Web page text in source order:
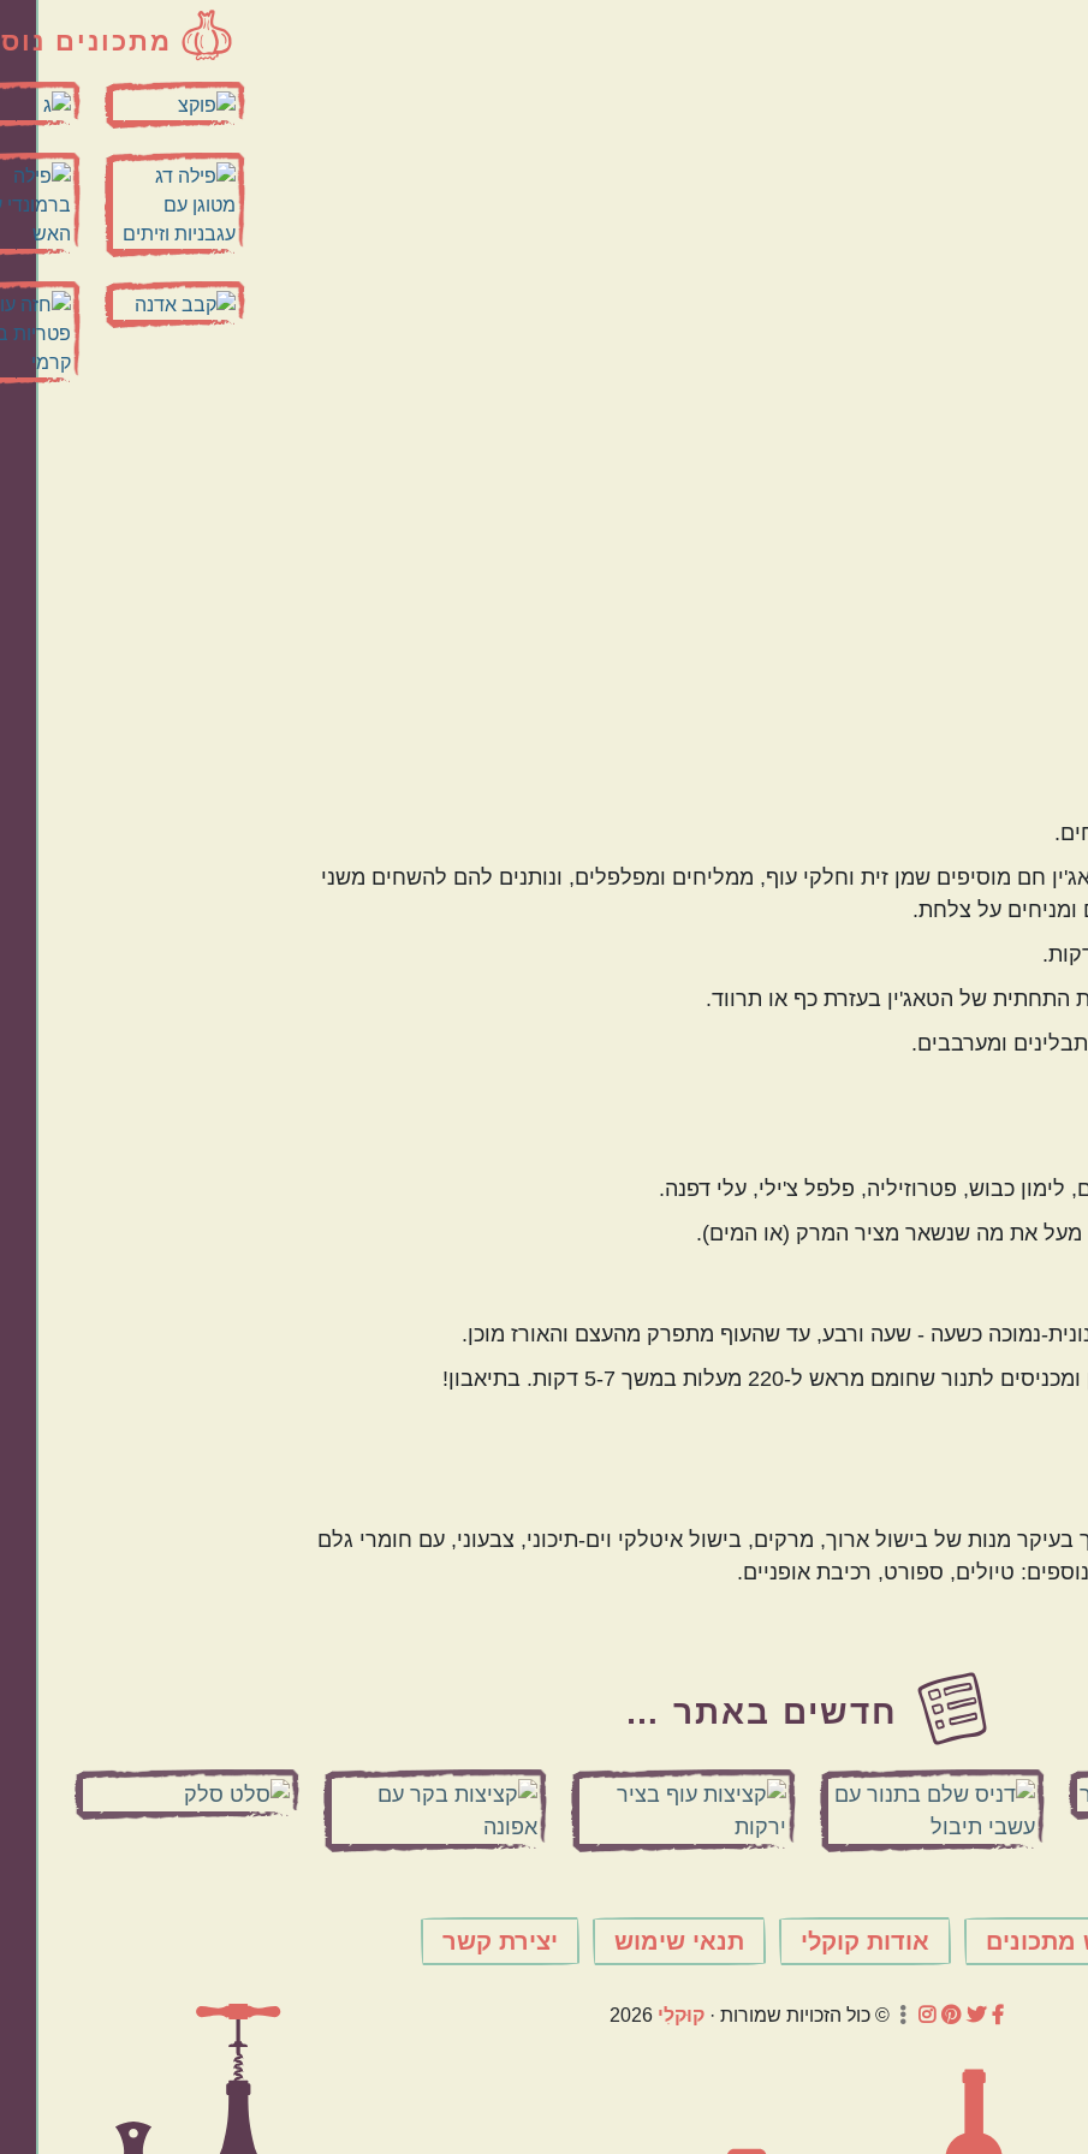
חם מוסיפים שמן זית וחלקי עוף, ממליחים ומפלפלים, ונותנים להם להשחים משני
התחתית של הטאג'ין בעזרת כף או תרווד.
ומערבבים.
כבוש, פטרוזיליה, פלפל צ'ילי, עלי דפנה.
מעל את מה שנשאר מציר המרק (או המים).
נמוכה כשעה - שעה ורבע, עד שהעוף מתפרק מהעצם והאורז מוכן.
מראש ל-220 מעלות במשך 5-7 דקות. בתיאבון!
מנות של בישול ארוך, מרקים, בישול איטלקי וים-תיכוני, צבעוני, עם חומרי גלם
טיולים, ספורט, רכיבת אופניים.
מתכונים
חדשים באתר …
מתכונים אודות קוקלי תנאי שימוש יצירת קשר
© כול הזכויות שמורות · קוּקלִי